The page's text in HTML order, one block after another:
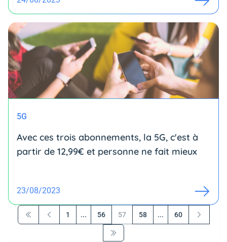
5G
Avec ces trois abonnements, la 5G, c'est à
partir de 12,99€ et personne ne fait mieux
23/08/2023
Première page
Précédent
1 ... 56 57 58 ... 60
Suivant
Dernière page